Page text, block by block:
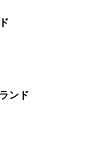
ンド